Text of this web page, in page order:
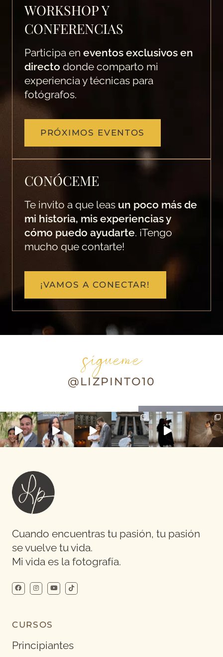
WORKSHOP Y
CONFERENCIAS
Participa en eventos exclusivos en
directo donde comparto mi
experiencia y técnicas para
fotógrafos.
PRÓXIMOS EVENTOS
CONÓCEME
Te invito a que leas un poco más de
mi historia, mis experiencias y
cómo puedo ayudarte. ¡Tengo
mucho que contarte!
¡VAMOS A CONECTAR!
sígueme
@LIZPINTO10
Cuando encuentras tu pasión, tu pasión
se vuelve tu vida.
Mi vida es la fotografía.
CURSOS
Principiantes